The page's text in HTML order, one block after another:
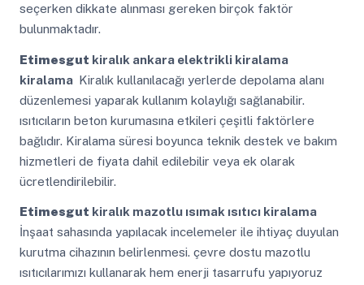
seçerken dikkate alınması gereken birçok faktör
bulunmaktadır.
Etimesgut kiralık ankara elektrikli kiralama
kiralama Kiralık kullanılacağı yerlerde depolama alanı
düzenlemesi yaparak kullanım kolaylığı sağlanabilir.
ısıtıcıların beton kurumasına etkileri çeşitli faktörlere
bağlıdır. Kiralama süresi boyunca teknik destek ve bakım
hizmetleri de fiyata dahil edilebilir veya ek olarak
ücretlendirilebilir.
Etimesgut kiralık mazotlu ısımak ısıtıcı kiralama
İnşaat sahasında yapılacak incelemeler ile ihtiyaç duyulan
kurutma cihazının belirlenmesi. çevre dostu mazotlu
ısıtıcılarımızı kullanarak hem enerji tasarrufu yapıyoruz